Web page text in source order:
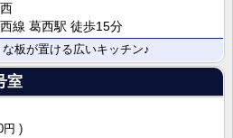
線 葛西駅 徒歩15分
板が置ける広いキッチン♪
室
円